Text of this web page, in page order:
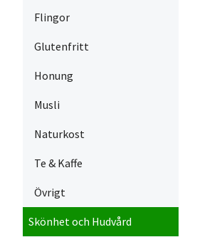
Flingor
Glutenfritt
Honung
Musli
Naturkost
Te & Kaffe
Övrigt
Skönhet och Hudvård